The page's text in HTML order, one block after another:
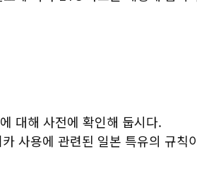
대해 사전에 확인해 둡시다.
사용에 관련된 일본 특유의 규